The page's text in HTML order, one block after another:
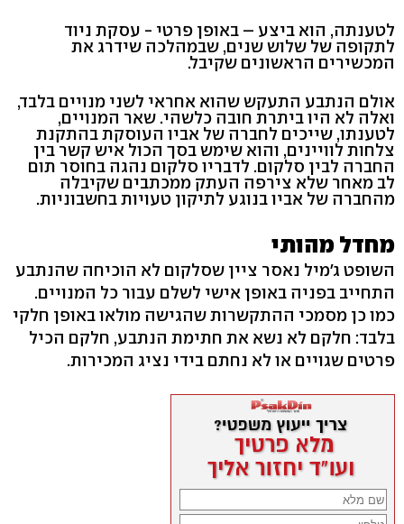
לטענתה, הוא ביצע – באופן פרטי - עסקת ניוד
לתקופה של שלוש שנים, שבמהלכה שידרג את
המכשירים הראשונים שקיבל.
אולם הנתבע התעקש שהוא אחראי לשני מנויים בלבד,
ואלה לא היו ביתרת חובה כלשהי. שאר המנויים,
לטענתו, שייכים לחברה של אביו העוסקת בהתקנת
צלחות לוויינים, והוא שימש בסך הכול איש קשר בין
החברה לבין סלקום. לדבריו סלקום נהגה בחוסר תום
לב מאחר שלא צירפה העתק ממכתבים שקיבלה
מהחברה של אביו בנוגע לתיקון טעויות בחשבוניות.
מחדל מהותי
השופט ג'מיל נאסר ציין שסלקום לא הוכיחה שהנתבע
התחייב בפניה באופן אישי לשלם עבור כל המנויים.
כמו כן מסמכי ההתקשרות שהגישה מולאו באופן חלקי
בלבד: חלקם לא נשא את חתימת הנתבע, חלקם הכיל
פרטים שגויים או לא נחתם בידי נציג המכירות.